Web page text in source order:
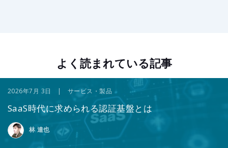
よく読まれている記事
2026年7月 3日 | サービス・製品
SaaS時代に求められる認証基盤とは
林 達也